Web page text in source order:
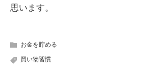
思います。
お金を貯める
買い物習慣